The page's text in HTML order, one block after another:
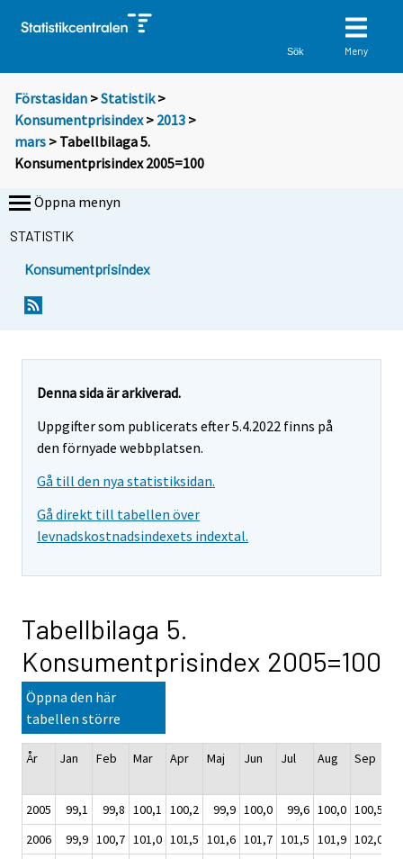
Sök Meny
Förstasidan >Statistik >
Konsumentprisindex> 2013 >
mars > Tabellbilaga 5.
Konsumentprisindex 2005=100
Öppna menyn
STATISTIK
Konsumentprisindex
Denna sida är arkiverad.
Uppgifter som publicerats efter 5.4.2022 finns på
den förnyade webbplatsen.
Gå till den nya statistiksidan.
Gå direkt till tabellen över
levnadskostnadsindexets indextal.
Tabellbilaga 5.
Konsumentprisindex 2005=100
Öppna den här
tabellen större
År Jan Feb Mar Apr Maj Jun Jul Aug Sep
2005 99,1 99,8 100,1 100,2 99,9 100,0 99,6 100,0 100,5
2006
99,9 100,7 101,0 101,5 101,6 101,7 101,5 101,9 102,0